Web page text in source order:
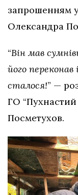
запрошенням
Олександра
“Він мав
його
сталося!” —
ГО
Посметухов.